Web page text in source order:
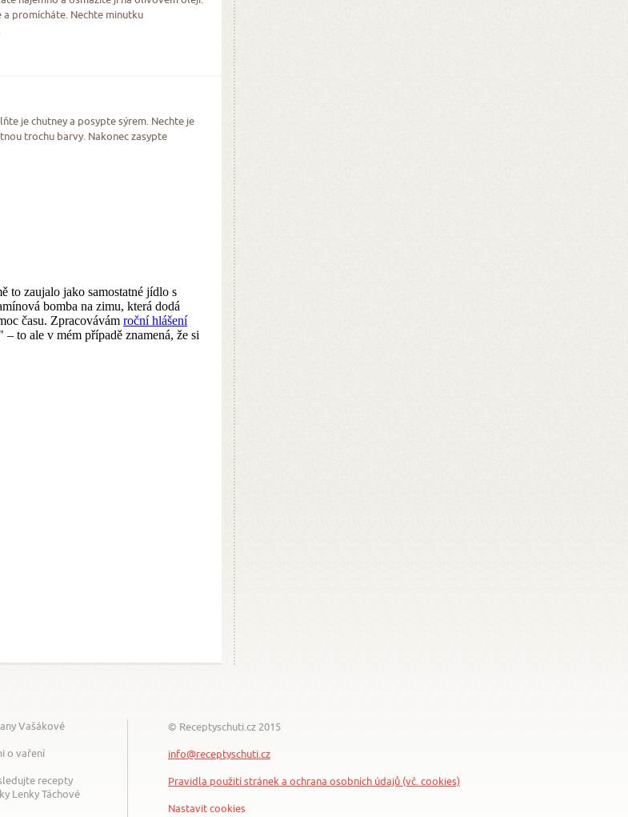
promícháte. Nechte minutku
je chutney a posypte sýrem. Nechte je
trochu barvy. Nakonec zasypte
Vašákové
o vaření
recepty
Lenky Táchové
© Receptyschuti.cz 2015
info@receptyschuti.cz
Pravidla použití stránek a ochrana osobních údajů (vč. cookies)
Nastavit cookies